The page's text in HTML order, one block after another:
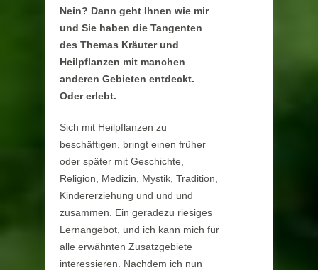
Nein? Dann geht Ihnen wie mir
und Sie haben die Tangenten
des Themas Kräuter und
Heilpflanzen mit manchen
anderen Gebieten entdeckt.
Oder erlebt.
Sich mit Heilpflanzen zu
beschäftigen, bringt einen früher
oder später mit Geschichte,
Religion, Medizin, Mystik, Tradition,
Kindererziehung und und und
zusammen. Ein geradezu riesiges
Lernangebot, und ich kann mich für
alle erwähnten Zusatzgebiete
interessieren. Nachdem ich nun